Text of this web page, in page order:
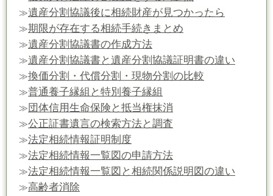
≫遺産分割協議後に相続財産が見つかったら
≫期限が存在する相続手続きまとめ
≫遺産分割協議書の作成方法
≫遺産分割協議書と遺産分割協議証明書の違い
≫換価分割・代償分割・現物分割の比較
≫普通養子縁組と特別養子縁組
≫団体信用生命保険と抵当権抹消
≫公正証書遺言の検索方法と調査
≫法定相続情報証明制度
≫法定相続情報一覧図の申請方法
≫法定相続情報一覧図と相続関係説明図の違い
≫高齢者消除